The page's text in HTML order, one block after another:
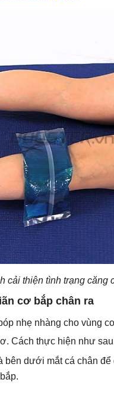
cải thiện tình trạng căng
cơ bắp chân ra
nhẹ nhàng cho vùng
Cách thực hiện như
dưới mắt cá chân